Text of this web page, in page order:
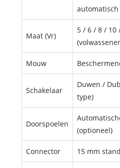
automatisch
Maat (Vr)
5 / 6 / 8 / 10
Mouw
Schakelaar
Duwen /
type)
Doorspoelen
(optioneel)
Connector 15 mm